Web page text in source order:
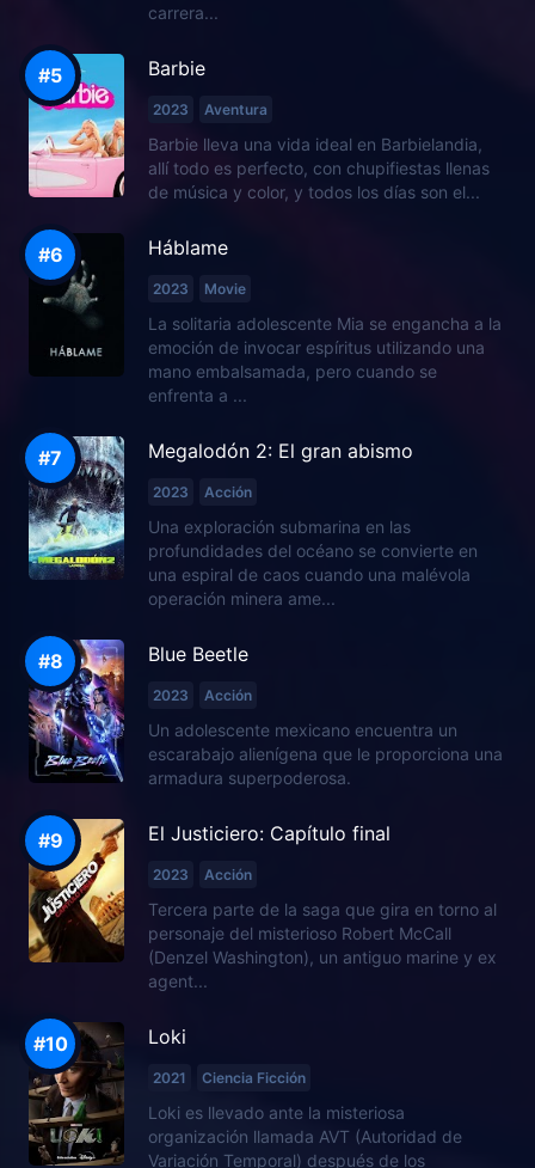
carrera...
Barbie
2023 Aventura
Barbie lleva una vida ideal en Barbielandia,
allí todo es perfecto, con chupifiestas llenas
de música y color, y todos los días son el...
Háblame
2023 Movie
La solitaria adolescente Mia se engancha a la
emoción de invocar espíritus utilizando una
mano embalsamada, pero cuando se
enfrenta a ...
Megalodón 2: El gran abismo
2023 Acción
Una exploración submarina en las
profundidades del océano se convierte en
una espiral de caos cuando una malévola
operación minera ame...
Blue Beetle
2023 Acción
Un adolescente mexicano encuentra un
escarabajo alienígena que le proporciona una
armadura superpoderosa.
El Justiciero: Capítulo final
2023 Acción
Tercera parte de la saga que gira en torno al
personaje del misterioso Robert McCall
(Denzel Washington), un antiguo marine y ex
agent...
Loki
2021 Ciencia Ficción
Loki es llevado ante la misteriosa
organización llamada AVT (Autoridad de
Variación Temporal) después de los